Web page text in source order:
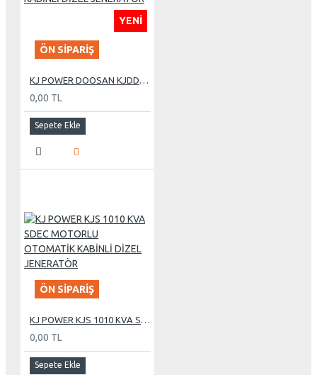
YENI
ÖN SIPARIŞ
KJ POWER DOOSAN KJDD 275 KVA OTOMATİK KABİNLİ DİZEL JENERATÖR
0,00 TL
Sepete Ekle
ÖN SIPARIŞ
KJ POWER KJS 1010 KVA SDEC MOTORLU OTOMATİK KABİNLİ DİZEL JENERATÖR
0,00 TL
Sepete Ekle